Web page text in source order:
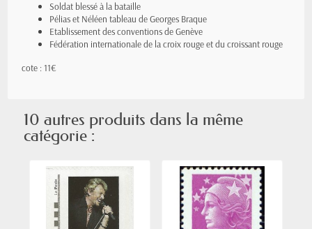
Soldat blessé à la bataille
Pélias et Néléen tableau de Georges Braque
Etablissement des conventions de Genève
Fédération internationale de la croix rouge et du croissant rouge
cote : 11€
10 autres produits dans la même
catégorie :